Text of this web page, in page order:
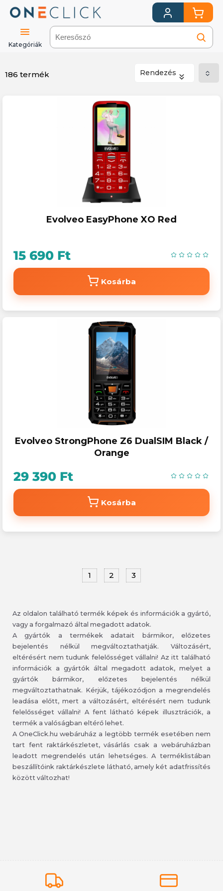
Kategóriák
186 termék Rendezés
Evolveo EasyPhone XO Red
15 690 Ft
Kosárba
Evolveo StrongPhone Z6 DualSIM Black /
Orange
29 390 Ft
Kosárba
1 2 3
Az oldalon található termék képek és információk a gyártó,
vagy a forgalmazó által megadott adatok.
A gyártók a termékek adatait bármikor, előzetes
bejelentés nélkül megváltoztathatják. Változásért,
eltérésért nem tudunk felelősséget vállalni! Az itt található
információk a gyártók által megadott adatok, melyet a
gyártók bármikor, előzetes bejelentés nélkül
megváltoztathatnak. Kérjük, tájékozódjon a megrendelés
leadása előtt, mert a változásért, eltérésért nem tudunk
felelősséget vállalni! A fent látható képek illusztrációk, a
termék a valóságban eltérő lehet.
A OneClick.hu webáruház a legtöbb termék esetében nem
tart fent raktárkészletet, vásárlás csak a webáruházban
leadott megrendelés után lehetséges. A terméklistában
beszállítóink raktárkészlete látható, amely két adatfrissítés
között változhat!